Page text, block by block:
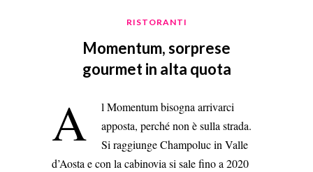
RISTORANTI
Momentum, sorprese
gourmet in alta quota
A
l Momentum bisogna arrivarci
apposta, perché non è sulla strada.
Si raggiunge Champoluc in Valle
d’Aosta e con la cabinovia si sale fino a 2020